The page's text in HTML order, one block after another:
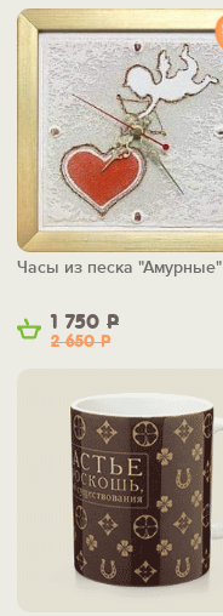
1 750 Р
2 650Р
Часы из песка "Амурные"